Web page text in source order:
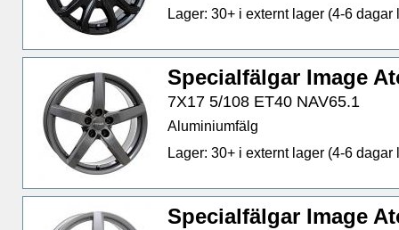
Lager: 30+ i externt lager (4-6 dagar
Specialfälgar Image
7X17 5/108 ET40 NAV65.1
Aluminiumfälg
Lager: 30+ i externt lager (4-6 dagar
Specialfälgar Image